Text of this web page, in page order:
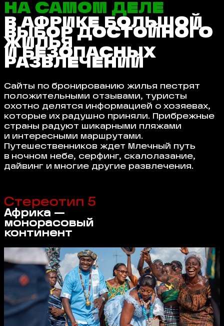
НА САМОМ ДЕЛЕ
В АФРИКЕ БОЛЬШОЙ
ВЫБОР ДОСТОЙНОГО
ЖИЛЬЯ
И БЕЗОПАСНЫХ
РАЗВЛЕЧЕНИЙ
Сайты по бронированию жилья пестрят
положительными отзывами, туристы
охотно делятся информацией о хозяевах,
которые их радушно приняли. Прибрежные
страны радуют шикарными пляжами
и интересными маршрутами.
Путешественников ждет Млечный путь
в ночном небе, серфинг, скалолазание,
дайвинг и многие другие развлечения.
Стереотип 5
Африка —
монорасовый
континент